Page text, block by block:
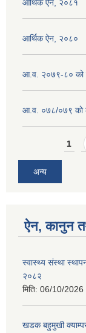
आर्थिक ऐन, २०८१
आर्थिक ऐन, २०८०
आ.व. २०७९-८० को
आ.व. ०७८/०७९ काे
Pages1
अन्य
ऐन, कानुन
स्वास्थ्य संस्था
२०८२
मिति: 06/10/2026
खडक बहुमुखी